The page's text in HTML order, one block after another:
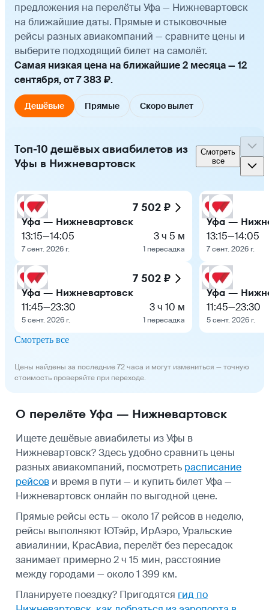
предложения на перелёты Уфа — Нижневартовск
на ближайшие даты. Прямые и стыковочные
рейсы разных авиакомпаний — сравните цены и
выберите подходящий билет на самолёт.
Самая низкая цена на ближайшие 2 месяца — 12
сентября, от 7 383 ₽.
Дешёвые Прямые Скоро вылет
Топ-10 дешёвых авиабилетов из
Уфы в Нижневартовск
Смотреть
все
7 502 ₽
Уфа — Нижневартовск
13:15—14:05
7 сент. 2026 г.
3 ч 5 м
1 пересадка
7 502 ₽
Уфа — Нижневартовск
11:45—23:30
5 сент. 2026 г.
3 ч 10 м
1 пересадка
Уфа —
13:15—14:05
7 сент. 2026 г.
Уфа —
11:45—23:30
5 сент. 2026 г.
Смотреть все
Цены найдены за последние 72 часа и могут измениться — точную
стоимость проверяйте при переходе.
О перелёте Уфа — Нижневартовск
Ищете дешёвые авиабилеты из Уфы в
Нижневартовск? Здесь удобно сравнить цены
разных авиакомпаний, посмотреть расписание
рейсов и время в пути — и купить билет Уфа —
Нижневартовск онлайн по выгодной цене.
Прямые рейсы есть — около 17 рейсов в неделю,
рейсы выполняют ЮТэйр, ИрАэро, Уральские
авиалинии, КрасАвиа, перелёт без пересадок
занимает примерно 2 ч 15 мин, расстояние
между городами — около 1 399 км.
Планируете поездку? Пригодятся гид по